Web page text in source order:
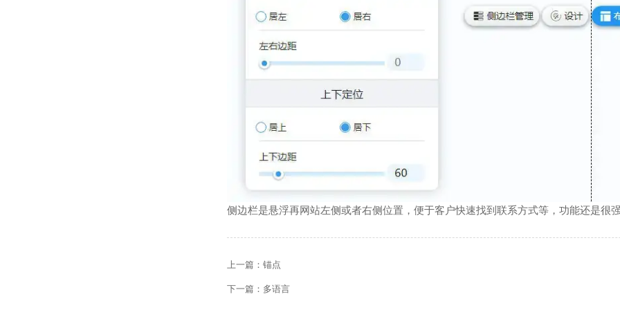
侧边栏是悬浮再网站左侧或者右侧位置，便于客户快速找到联系方式等，功能还是很
上一篇： 锚点
下一篇： 多语言